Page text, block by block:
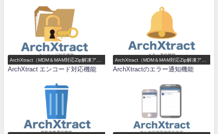
ArchXtract（MDM＆MAM対応Zip解凍アプ
リ）機能一覧
ArchXtract エンコード対応機能
ArchXtract（MDM＆MAM対応Zip解凍アプ
リ）機能一覧
ArchXtractのエラー通知機能